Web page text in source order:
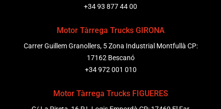
+34 93 877 44 00
Motor Tàrrega Trucks GIRONA
Carrer Guillem Granollers, 5 Zona Industrial Montfullà CP:
17162 Bescanó
+34 972 001 010
Motor Tàrrega Trucks FIGUERES